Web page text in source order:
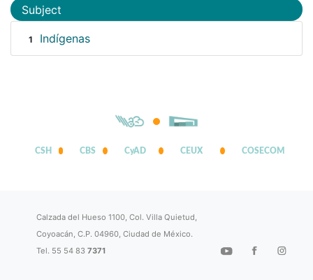
Subject
1 Indígenas
CSH CBS CyAD CEUX COSECOM
Calzada del Hueso 1100, Col. Villa Quietud,
Coyoacán, C.P. 04960, Ciudad de México.
Tel. 55 54 837371